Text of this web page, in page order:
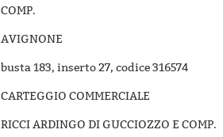
COMP.
AVIGNONE
busta 183, inserto 27, codice 316574
CARTEGGIO COMMERCIALE
RICCI ARDINGO DI GUCCIOZZO E COMP.